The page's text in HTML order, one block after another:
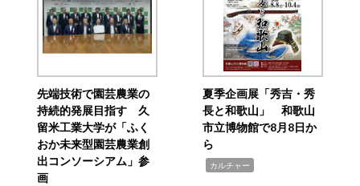
先端技術で園芸農業の
持続的発展目指す 久
留米工業大学が「ふく
おか未来型園芸農業創
出コンソーシアム」参
画
夏季企画展「秀吉・秀
長と和歌山」 和歌山
市立博物館で8月8日か
ら
カルチャー